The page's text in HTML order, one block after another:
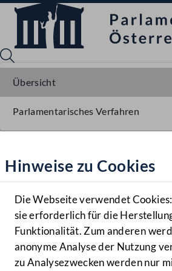
Hilfe
Benutzer
Navigationsmenü öffnen
MENÜ
Hinweise zu Cookies
Die Webseite verwendet
sie erforderlich für die
Funktionalität. Zum anderen
anonyme Analyse der Nutzung
zu Analysezwecken werden nur
Übersicht
Parlamentarisches Verfahren